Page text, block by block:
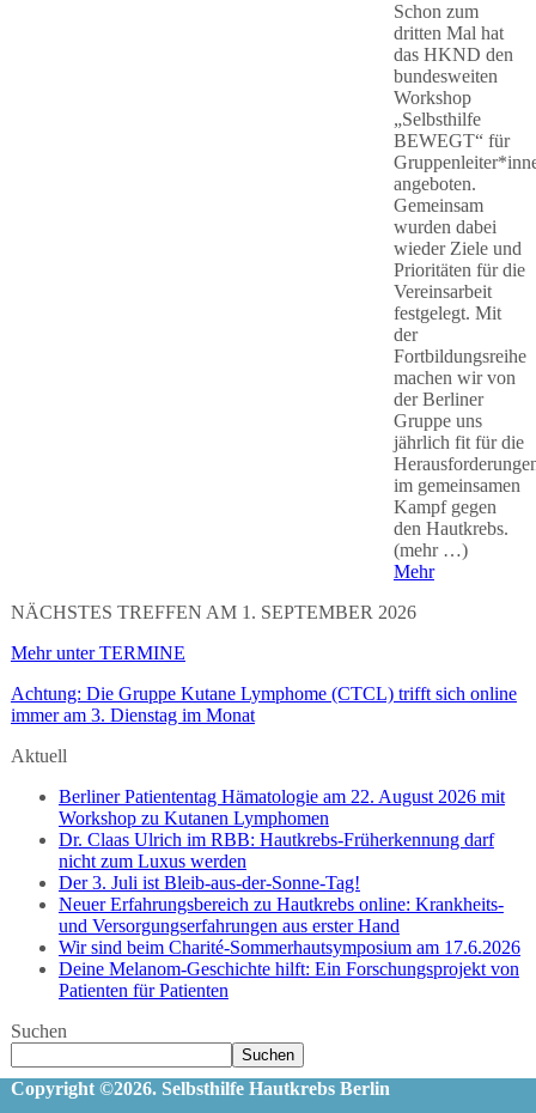
Schon zum
dritten Mal hat
das HKND den
bundesweiten
Workshop
„Selbsthilfe
BEWEGT“ für
angeboten.
Gemeinsam
wurden dabei
wieder Ziele und
Prioritäten für die
Vereinsarbeit
festgelegt. Mit
der
Fortbildungsreihe
machen wir von
der Berliner
Gruppe uns
jährlich fit für die
im gemeinsamen
Kampf gegen
den Hautkrebs.
(mehr …)
Mehr
NÄCHSTES TREFFEN AM 1. SEPTEMBER 2026
Mehr unter TERMINE
Achtung: Die Gruppe Kutane Lymphome (CTCL) trifft sich online
immer am 3. Dienstag im Monat
Aktuell
Berliner Patiententag Hämatologie am 22. August 2026 mit
Workshop zu Kutanen Lymphomen
Dr. Claas Ulrich im RBB: Hautkrebs-Früherkennung darf
nicht zum Luxus werden
Der 3. Juli ist Bleib-aus-der-Sonne-Tag!
Neuer Erfahrungsbereich zu Hautkrebs online: Krankheits-
und Versorgungserfahrungen aus erster Hand
Wir sind beim Charité-Sommerhautsymposium am 17.6.2026
Deine Melanom-Geschichte hilft: Ein Forschungsprojekt von
Patienten für Patienten
Suchen
Suchen
Copyright ©2026. Selbsthilfe Hautkrebs Berlin